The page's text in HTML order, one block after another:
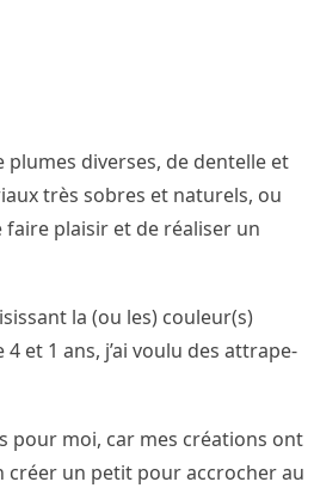
plumes diverses, de dentelle et
très sobres et naturels, ou
plaisir et de réaliser un
la (ou les) couleur(s)
et 1 ans, j’ai voulu des attrape-
pour moi, car mes créations ont
créer un petit pour accrocher au